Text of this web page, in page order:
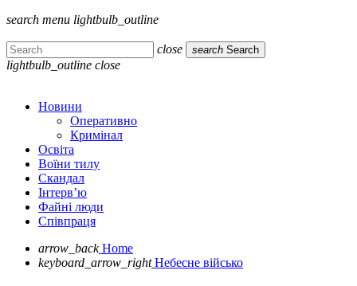
search menu lightbulb_outline
close search Search
lightbulb_outline close
Новини
Оперативно
Кримінал
Освіта
Воїни тилу
Скандал
Інтерв’ю
Файні люди
Співпраця
arrow_back Home
keyboard_arrow_right Небесне військо